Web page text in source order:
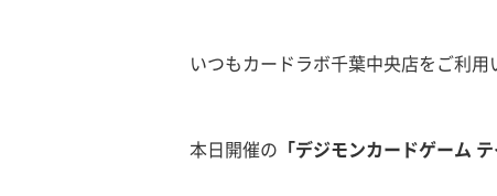
いつもカードラボ千葉中央店をご利
本日開催の 「デジモンカードゲーム